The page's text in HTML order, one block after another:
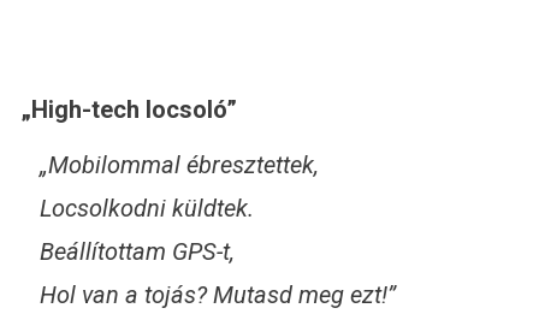
„High-tech locsoló”
„Mobilommal ébresztettek,
Locsolkodni küldtek.
Beállítottam GPS-t,
Hol van a tojás? Mutasd meg ezt!”